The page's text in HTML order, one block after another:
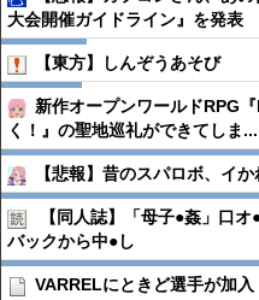
大会開催ガイドライン』を発表
【東方】しんぞうあそび
新作オープンワールドRPG
く！』の聖地巡礼ができてしま...
【悲報】昔のスパロボ、イ
【同人誌】「母子●︎姦」口
バックから中●︎し
VARRELにときど選手が加入